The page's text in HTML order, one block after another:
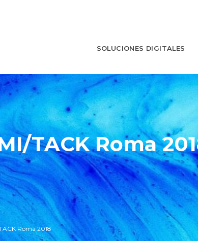
SOLUCIONES DIGITALES
TACK Roma
Roma 2018